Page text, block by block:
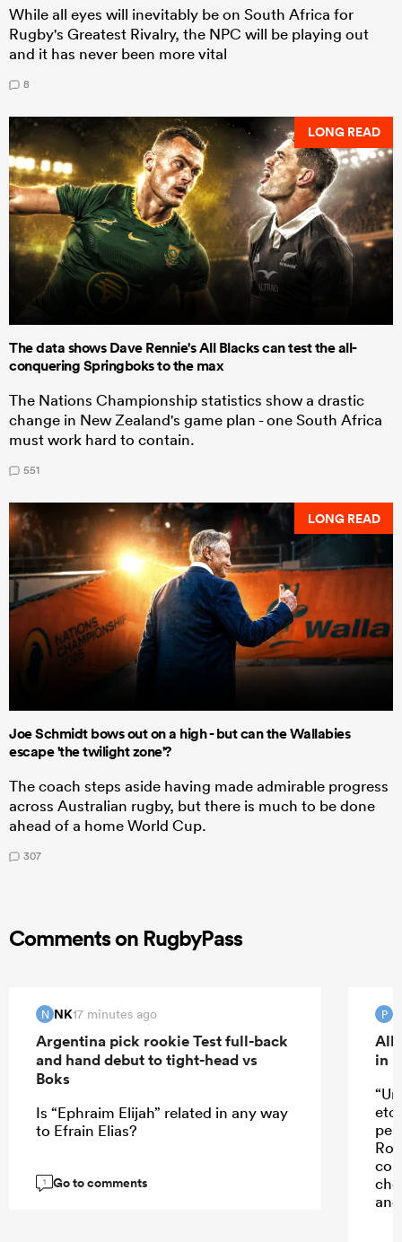
While all eyes will inevitably be on South Africa for
Rugby's Greatest Rivalry, the NPC will be playing out
and it has never been more vital
8
LONG READ
The data shows Dave Rennie's All Blacks can test the all-
conquering Springboks to the max
The Nations Championship statistics show a drastic
change in New Zealand's game plan - one South Africa
must work hard to contain.
551
LONG READ
Joe Schmidt bows out on a high - but can the Wallabies
escape 'the twilight zone'?
The coach steps aside having made admirable progress
across Australian rugby, but there is much to be done
ahead of a home World Cup.
307
Comments on RugbyPass
N NK17 minutes ago
Argentina pick rookie Test full-back
and hand debut to tight-head vs
Boks
Is “Ephraim Elijah” related in any way
to Efrain Elias?
1 Go to comments
P
All
in
etc